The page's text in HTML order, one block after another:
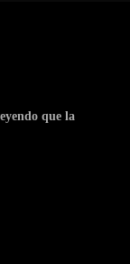
que la